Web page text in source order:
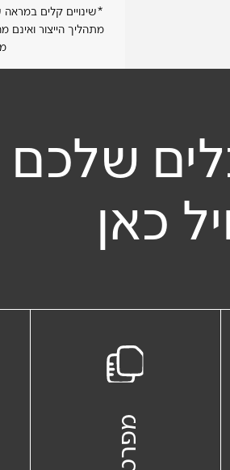
*שינויים קלים
מתהליך הייצור
שלכם
כאן